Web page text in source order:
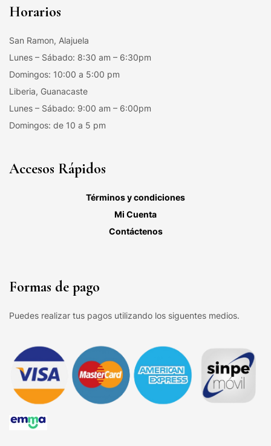
Horarios
San Ramon, Alajuela
Lunes – Sábado: 8:30 am – 6:30pm
Domingos: 10:00 a 5:00 pm
Liberia, Guanacaste
Lunes – Sábado: 9:00 am – 6:00pm
Domingos: de 10 a 5 pm
Accesos Rápidos
Términos y condiciones
Mi Cuenta
Contáctenos
Formas de pago
Puedes realizar tus pagos utilizando los siguentes medios.